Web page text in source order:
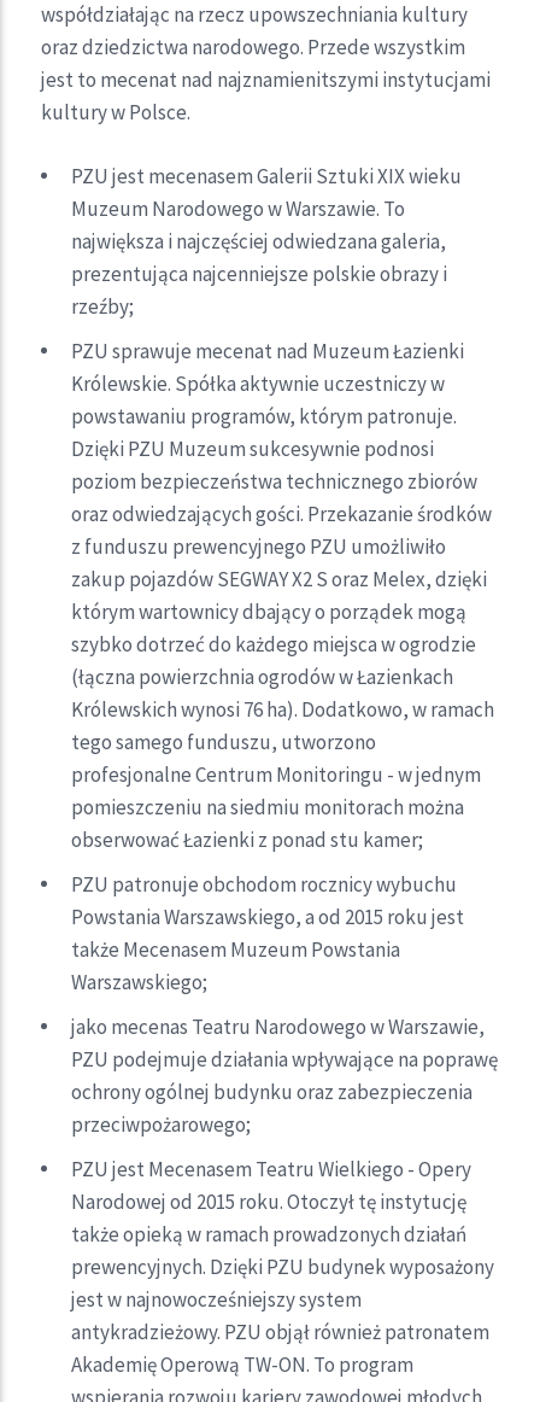
współdziałając na rzecz upowszechniania kultury
oraz dziedzictwa narodowego. Przede wszystkim
jest to mecenat nad najznamienitszymi instytucjami
kultury w Polsce.
PZU jest mecenasem Galerii Sztuki XIX wieku
Muzeum Narodowego w Warszawie. To
największa i najczęściej odwiedzana galeria,
prezentująca najcenniejsze polskie obrazy i
rzeźby;
PZU sprawuje mecenat nad Muzeum Łazienki
Królewskie. Spółka aktywnie uczestniczy w
powstawaniu programów, którym patronuje.
Dzięki PZU Muzeum sukcesywnie podnosi
poziom bezpieczeństwa technicznego zbiorów
oraz odwiedzających gości. Przekazanie środków
z funduszu prewencyjnego PZU umożliwiło
zakup pojazdów SEGWAY X2 S oraz Melex, dzięki
którym wartownicy dbający o porządek mogą
szybko dotrzeć do każdego miejsca w ogrodzie
(łączna powierzchnia ogrodów w Łazienkach
Królewskich wynosi 76 ha). Dodatkowo, w ramach
tego samego funduszu, utworzono
profesjonalne Centrum Monitoringu - w jednym
pomieszczeniu na siedmiu monitorach można
obserwować Łazienki z ponad stu kamer;
PZU patronuje obchodom rocznicy wybuchu
Powstania Warszawskiego, a od 2015 roku jest
także Mecenasem Muzeum Powstania
Warszawskiego;
jako mecenas Teatru Narodowego w Warszawie,
PZU podejmuje działania wpływające na poprawę
ochrony ogólnej budynku oraz zabezpieczenia
przeciwpożarowego;
PZU jest Mecenasem Teatru Wielkiego - Opery
Narodowej od 2015 roku. Otoczył tę instytucję
także opieką w ramach prowadzonych działań
prewencyjnych. Dzięki PZU budynek wyposażony
jest w najnowocześniejszy system
antykradzieżowy. PZU objął również patronatem
Akademię Operową TW-ON. To program
wspierania rozwoju kariery zawodowej młodych,